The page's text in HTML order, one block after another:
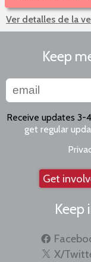
Ver detalles de la
Keep
Receive updates 3-
get regular
Get
Keep
X/